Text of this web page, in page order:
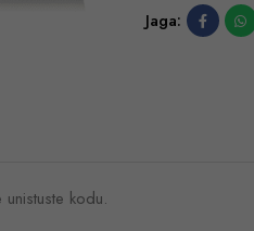
Jaga:
kodu.